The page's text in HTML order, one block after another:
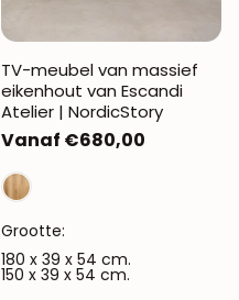
TV-meubel van massief
eikenhout van Escandi
Atelier | NordicStory
Normale
prijs
Vanaf €680,00
Grootte:
180 x 39 x 54 cm.
150 x 39 x 54 cm.